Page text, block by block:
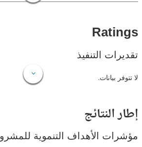
التنفيذ
بيانات.
الأهداف التنموية للمشروع